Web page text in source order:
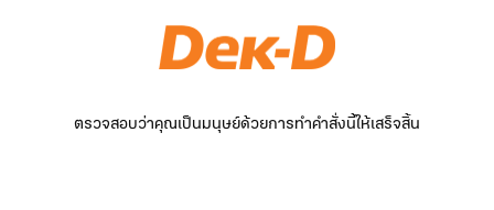
ตรวจสอบว่าคุณเป็นมนุษย์ด้วยการทำคำสั่งนี้ให้เสร็จสิ้น